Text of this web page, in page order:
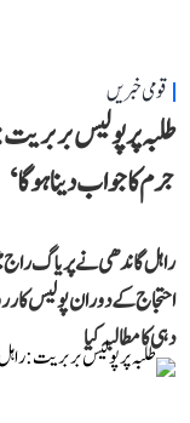
قومی خبریں
طلبہ پر پولیس
جرم کا جواب دینا ہوگا‘
راہل گاندھی نے پریاگ راج
احتجاج کے دوران پولیس
دہی کا مطالبہ کیا